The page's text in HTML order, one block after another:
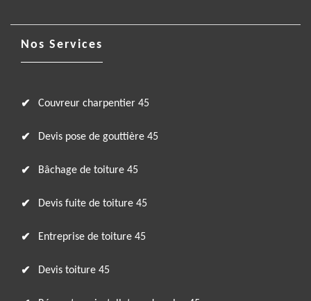
Nos Services
Couvreur charpentier 45
Devis pose de gouttière 45
Bâchage de toiture 45
Devis fuite de toiture 45
Entreprise de toiture 45
Devis toiture 45